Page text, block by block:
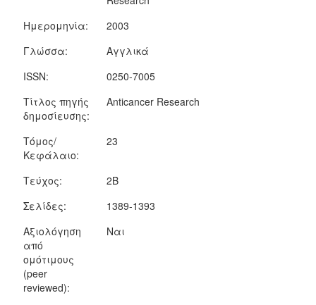
Ημερομηνία:
2003
Γλώσσα:
Αγγλικά
ISSN:
0250-7005
Τίτλος πηγής
δημοσίευσης:
Anticancer Research
Τόμος/
Κεφάλαιο:
23
Τεύχος:
2B
Σελίδες:
1389-1393
Αξιολόγηση
από
ομότιμους
(peer
reviewed):
Ναι